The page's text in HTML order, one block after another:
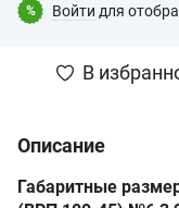
% Войти для
В
Описание
Габаритные